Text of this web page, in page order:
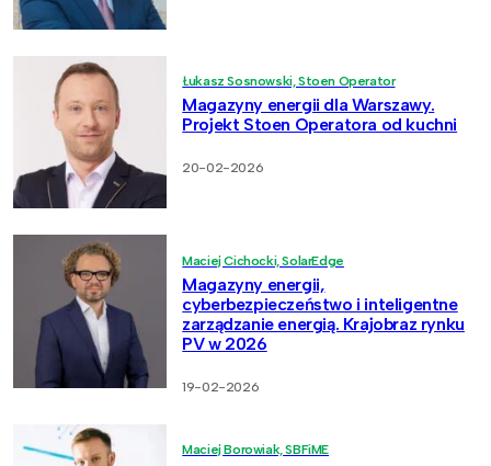
Łukasz Sosnowski, Stoen Operator
Magazyny energii dla Warszawy.
Projekt Stoen Operatora od kuchni
20-02-2026
Maciej Cichocki, SolarEdge
Magazyny energii,
cyberbezpieczeństwo i inteligentne
zarządzanie energią. Krajobraz rynku
PV w 2026
19-02-2026
Maciej Borowiak, SBFiME